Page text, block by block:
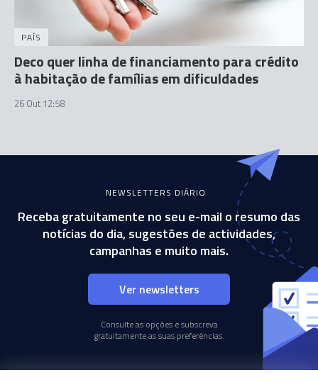
PAÍS
Deco quer linha de financiamento para crédito
à habitação de famílias em dificuldades
26 Out 12:58
NEWSLETTERS DIÁRIO
Receba gratuitamente no seu e-mail o resumo das
notícias do dia, sugestões de actividades,
campanhas e muito mais.
Ver newsletters
Consulte as opções e subscreva
gratuitamente as suas preferências.